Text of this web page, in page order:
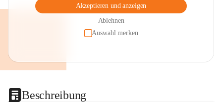
Akzeptieren und anzeigen
Ablehnen
Auswahl merken
Beschreibung